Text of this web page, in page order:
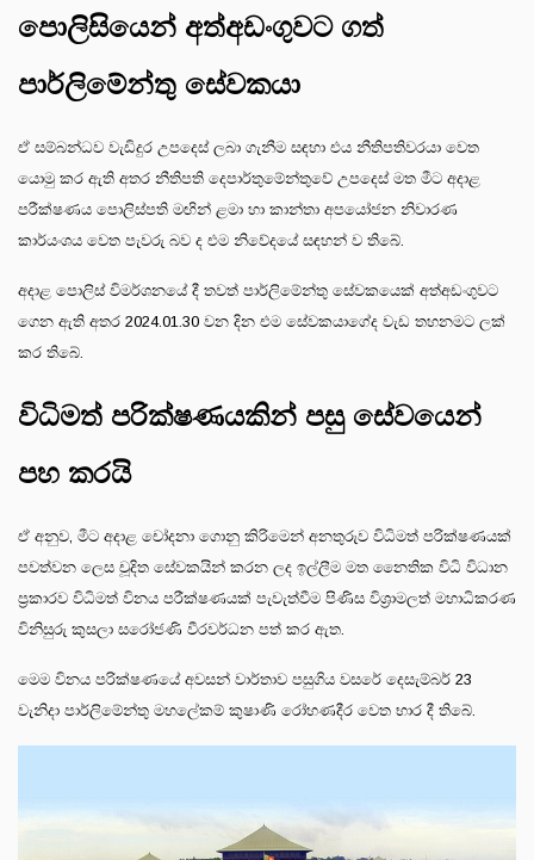
පොලිසියෙන් අත්අඩංගුවට ගත්
පාර්ලිමේන්තු සේවකයා
ඒ සම්බන්ධව වැඩිදුර උපදෙස් ලබා ගැනීම සඳහා එය නීතිපතිවරයා වෙත
යොමු කර ඇති අතර නීතිපති දෙපාර්තුමේන්තුවේ උපදෙස් මත මීට අදාළ
පරීක්ෂණය පොලිස්පති මඟින් ළමා හා කාන්තා අපයෝජන නිවාරණ
කාර්යංශය වෙත පැවරු බව ද එම නිවේදයේ සඳහන් ව තිබේ.
අදාළ පොලිස් විමර්ශනයේ දී තවත් පාර්ලිමේන්තු සේවකයෙක් අත්අඩංගුවට
ගෙන ඇති අතර 2024.01.30 වන දින එම සේවකයාගේද වැඩ තහනමට ලක්
කර තිබේ.
විධිමත් පරික්ෂණයකින් පසු සේවයෙන්
පහ කරයි
ඒ අනුව, මීට අදාළ චෝදනා ගොනු කිරිමෙන් අනතුරුව විධිමත් පරික්ෂණයක්
පවත්වන ලෙස චූදිත සේවකයින් කරන ලද ඉල්ලීම මත නෛතික විධි විධාන
ප්‍රකාරව විධිමත් විනය පරීක්ෂණයක් පැවැත්වීම පිණිස විශ්‍රාමලත් මහාධිකරණ
විනිසුරු කුසලා සරෝජණි වීරවර්ධන පත් කර ඇත.
මෙම විනය පරික්ෂණයේ අවසන් වාර්තාව පසුගිය වසරේ දෙසැම්බර් 23
වැනිදා පාර්ලිමේන්තු මහලේකම් කුෂාණි රෝහණදීර වෙත භාර දී තිබේ.